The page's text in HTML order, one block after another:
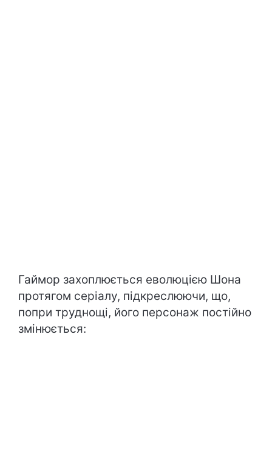
Гаймор захоплюється еволюцією Шона
протягом серіалу, підкреслюючи, що,
попри труднощі, його персонаж постійно
змінюється: